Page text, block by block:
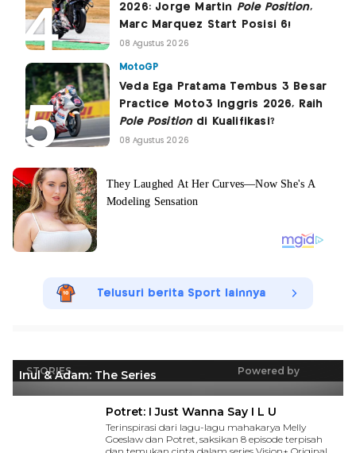
2026: Jorge Martin Pole Position,
Marc Marquez Start Posisi 6!
08 Agustus 2026
MotoGP
Veda Ega Pratama Tembus 3 Besar
Practice Moto3 Inggris 2026, Raih
Pole Positiondi Kualifikasi?
08 Agustus 2026
Telusuri berita Sport lainnya